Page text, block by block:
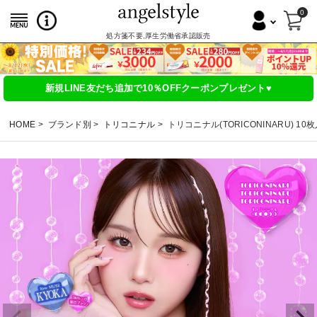
処方箋不要,厚生労働省承認販売
0
新規LINE友だち追加で10％OFFクーポンプレゼント♥
HOME ブランド別 トリコニナル トリコニナル(TORICONINARU) 10枚